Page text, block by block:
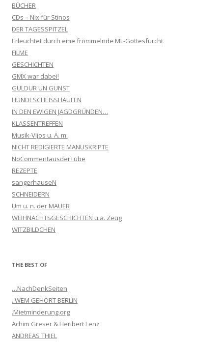
BÜCHER
CDs – Nix für Stinos
DER TAGESSPITZEL
Erleuchtet durch eine frömmelnde ML-Gottesfurcht
FILME
GESCHICHTEN
GMX war dabei!
GULDUR UN GUNST
HUNDESCHEISSHAUFEN
IN DEN EWIGEN JAGDGRÜNDEN…
KLASSENTREFFEN
Musik-Vijos u. Ä. m.
NICHT REDIGIERTE MANUSKRIPTE
NoCommentausderTube
REZEPTE
sangerhauseN
SCHNEIDERN
Um u. n. der MAUER
WEIHNACHTSGESCHICHTEN u.a. Zeug
WITZBILDCHEN
THE BEST OF
…NachDenkSeiten
..WEM GEHÖRT BERLIN
.Mietminderung.org
Achim Greser & Heribert Lenz
ANDREAS THIEL